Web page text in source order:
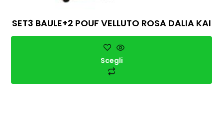
SET3 BAULE+2 POUF VELLUTO ROSA DALIA KAI
Scegli